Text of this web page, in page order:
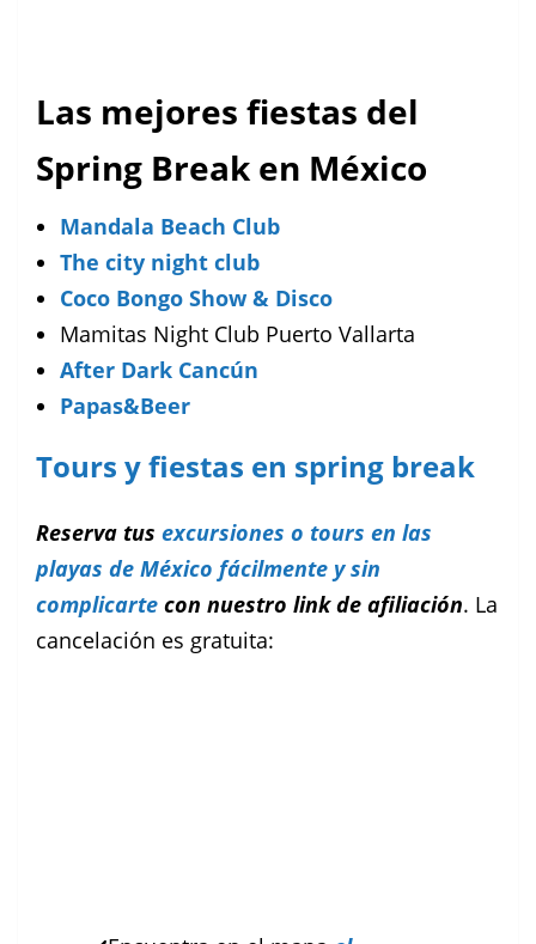
Las mejores fiestas del
Spring Break en México
Mandala Beach Club
The city night club
Coco Bongo Show & Disco
Mamitas Night Club Puerto Vallarta
After Dark Cancún
Papas&Beer
Tours y fiestas en spring break
Reserva tus excursiones o tours en las
playas de México fácilmente y sin
complicarte con nuestro link de afiliación. La
cancelación es gratuita: